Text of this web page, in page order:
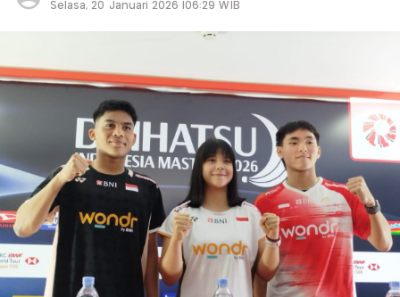
Selasa, 20 Januari 2026 |06:29 WIB